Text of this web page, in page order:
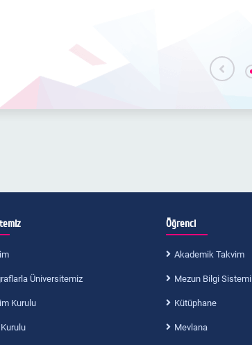
Üniversitemiz
Kurulu
Öğrenci
Akademik Takvim
Mezun Bilgi Sistemi
Kütüphane
Mevlana